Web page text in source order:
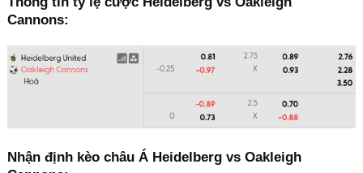
Cannons:
Nhận định kèo châu Á Heidelberg vs Oakleigh